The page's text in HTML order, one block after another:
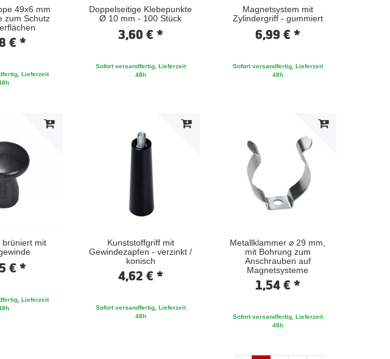
49x6 mm
zum Schutz
€ *
Lieferzeit
Doppelseitige Klebepunkte
Ø 10 mm - 100 Stück
3,60 € *
Sofort versandfertig, Lieferzeit
48h
Magnetsystem mit
Zylindergriff - gummiert
6,99 € *
Sofort versandfertig, Lieferzeit
48h
brüniert mit
€ *
Lieferzeit
Kunststoffgriff mit
Gewindezapfen - verzinkt /
konisch
4,62 € *
Sofort versandfertig, Lieferzeit
48h
Metallklammer ⌀ 29 mm,
mit Bohrung zum
Anschrauben auf
Magnetsysteme
1,54 € *
Sofort versandfertig, Lieferzeit
48h